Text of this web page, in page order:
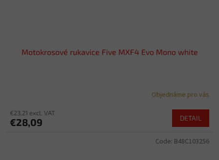
Motokrosové rukavice Five MXF4 Evo Mono white
Objednáme pro vás
€23,21 excl. VAT
€28,09 DETAIL
Code: B48C103256